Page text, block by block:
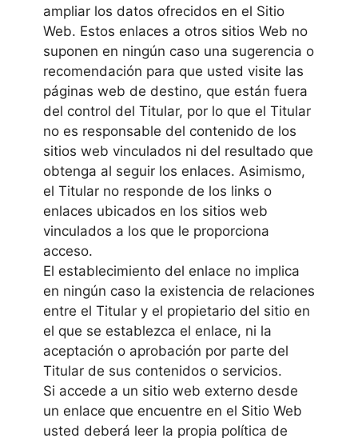
ampliar los datos ofrecidos en el Sitio
Web. Estos enlaces a otros sitios Web no
suponen en ningún caso una sugerencia o
recomendación para que usted visite las
páginas web de destino, que están fuera
del control del Titular, por lo que el Titular
no es responsable del contenido de los
sitios web vinculados ni del resultado que
obtenga al seguir los enlaces. Asimismo,
el Titular no responde de los links o
enlaces ubicados en los sitios web
vinculados a los que le proporciona
acceso.
El establecimiento del enlace no implica
en ningún caso la existencia de relaciones
entre el Titular y el propietario del sitio en
el que se establezca el enlace, ni la
aceptación o aprobación por parte del
Titular de sus contenidos o servicios.
Si accede a un sitio web externo desde
un enlace que encuentre en el Sitio Web
usted deberá leer la propia política de